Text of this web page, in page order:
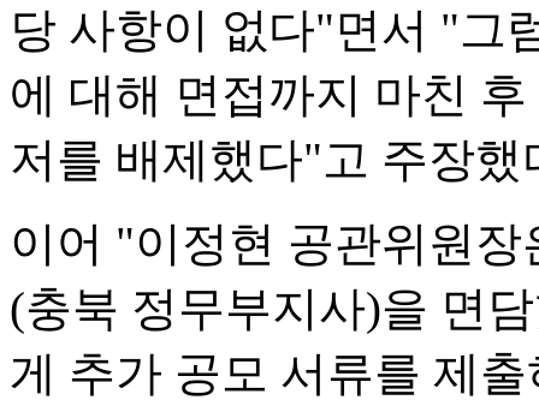
당 사항이 없다"면서 "그
에 대해 면접까지 마친
저를 배제했다"고 주장했
이어 "이정현 공관위원
(충북 정무부지사)을 면
게 추가 공모 서류를 제